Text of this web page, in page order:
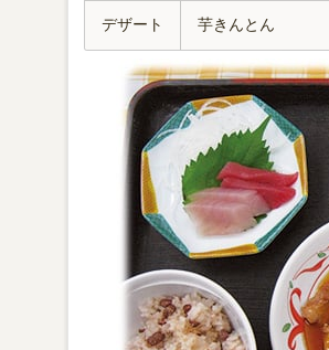
デザート 芋きんとん